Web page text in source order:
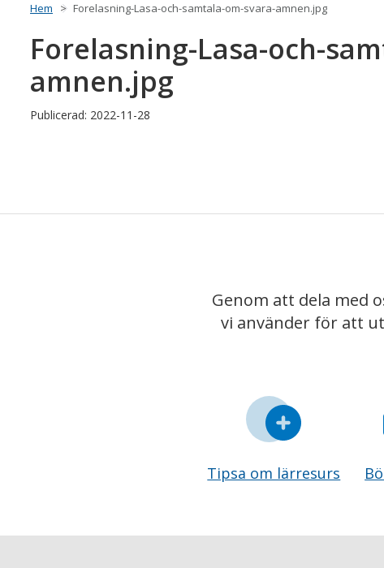
Hem Forelasning-Lasa-och-samtala-om-svara-amnen.jpg
Forelasning-Lasa-och-
amnen.jpg
Publicerad: 2022-11-28
Genom att dela med
vi använder för att
Tipsa om lärresurs